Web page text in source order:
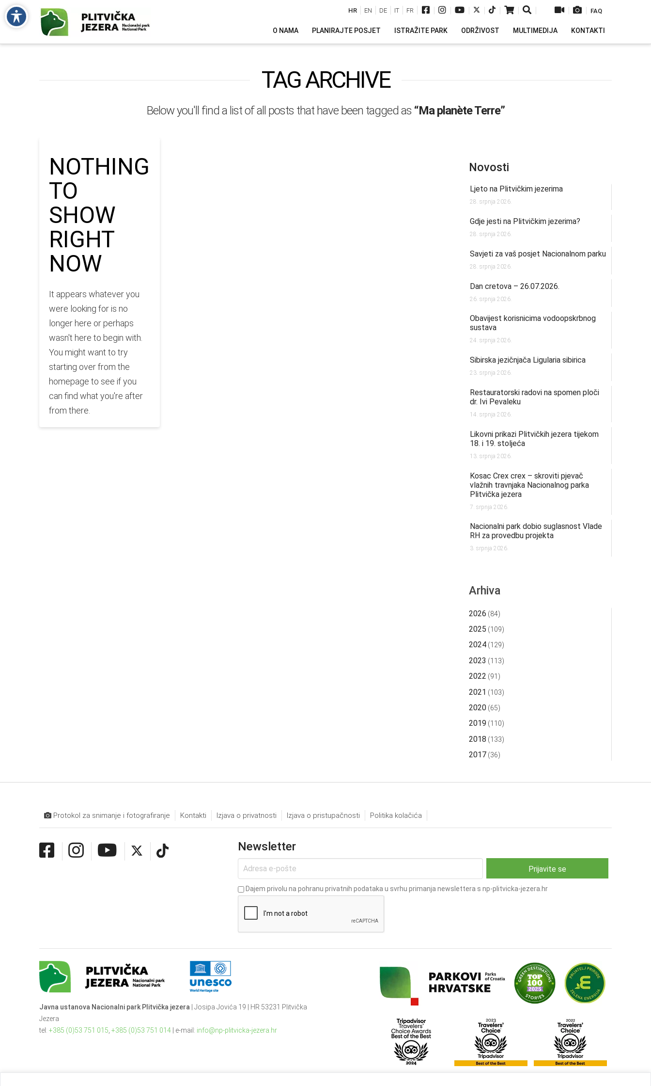
| | | | | | | | | FAQ
HR EN DE IT FR
O NAMA PLANIRAJTE POSJET ISTRAŽITE PARK ODRŽIVOST MULTIMEDIJA KONTAKTI
TAG ARCHIVE
Below you'll find a list of all posts that have been tagged as “Ma planète Terre”
NOTHING
TO
SHOW
RIGHT
NOW
It appears whatever you
were looking for is no
longer here or perhaps
wasn't here to begin with.
You might want to try
starting over from the
homepage to see if you
can find what you're after
from there.
Novosti
Ljeto na Plitvičkim jezerima
28. srpnja 2026.
Gdje jesti na Plitvičkim jezerima?
28. srpnja 2026.
Savjeti za vaš posjet Nacionalnom parku
28. srpnja 2026.
Dan cretova – 26.07.2026.
26. srpnja 2026.
Obavijest korisnicima vodoopskrbnog
sustava
24. srpnja 2026.
Sibirska jezičnjača Ligularia sibirica
23. srpnja 2026.
Restauratorski radovi na spomen ploči
dr. Ivi Pevaleku
14. srpnja 2026.
Likovni prikazi Plitvičkih jezera tijekom
18. i 19. stoljeća
13. srpnja 2026.
Kosac Crex crex – skroviti pjevač
vlažnih travnjaka Nacionalnog parka
Plitvička jezera
7. srpnja 2026.
Nacionalni park dobio suglasnost Vlade
RH za provedbu projekta
3. srpnja 2026.
Arhiva
2026 (84)
2025 (109)
2024 (129)
2023 (113)
2022 (91)
2021 (103)
2020 (65)
2019 (110)
2018 (133)
2017 (36)
Protokol za snimanje i fotografiranje Kontakti Izjava o privatnosti Izjava o pristupačnosti Politika kolačića
Newsletter
Dajem privolu na pohranu privatnih podataka u svrhu primanja newslettera s np-plitvicka-jezera.hr
Javna ustanova Nacionalni park Plitvička jezera| Josipa Jovića 19 | HR 53231 Plitvička
Jezera
tel: +385 (0)53 751 015, +385 (0)53 751 014| e-mail: info@np-plitvicka-jezera.hr